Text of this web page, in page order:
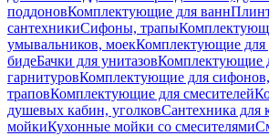
поддоновКомплектующие для ванн
сантехникиСифоны, трапы
умывальников, моекКомплектующие для
бидеБачки для унитазовКомплектующие
гарнитуровКомплектующие для сифонов,
траповКомплектующие для смесителей
душевых кабин, уголковСантехника для
мойкиКухонные мойки со смесителями